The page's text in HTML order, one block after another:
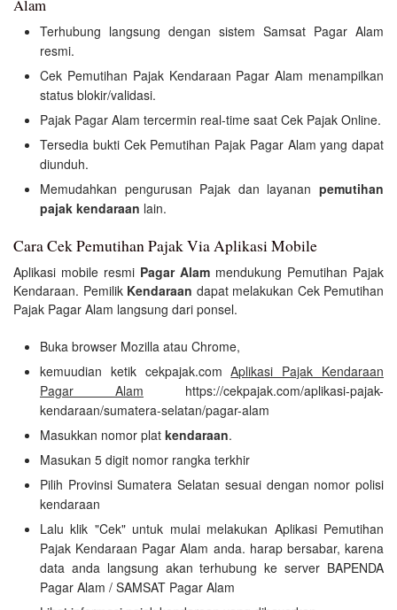
Alam
Terhubung langsung dengan sistem Samsat Pagar Alam
resmi.
Cek Pemutihan Pajak Kendaraan Pagar Alam menampilkan
status blokir/validasi.
Pajak Pagar Alam tercermin real-time saat Cek Pajak Online.
Tersedia bukti Cek Pemutihan Pajak Pagar Alam yang dapat
diunduh.
Memudahkan pengurusan Pajak dan layanan pemutihan
pajak kendaraan lain.
Cara Cek Pemutihan Pajak Via Aplikasi Mobile
Aplikasi mobile resmi Pagar Alam mendukung Pemutihan Pajak
Kendaraan. Pemilik Kendaraan dapat melakukan Cek Pemutihan
Pajak Pagar Alam langsung dari ponsel.
Buka browser Mozilla atau Chrome,
kemuudian ketik cekpajak.comAplikasi Pajak Kendaraan
Pagar Alam https://cekpajak.com/aplikasi-pajak-
kendaraan/sumatera-selatan/pagar-alam
Masukkan nomor plat kendaraan.
Masukan 5 digit nomor rangka terkhir
Pilih Provinsi Sumatera Selatan sesuai dengan nomor polisi
kendaraan
Lalu klik "Cek" untuk mulai melakukan Aplikasi Pemutihan
Pajak Kendaraan Pagar Alam anda. harap bersabar, karena
data anda langsung akan terhubung ke server BAPENDA
Pagar Alam / SAMSAT Pagar Alam